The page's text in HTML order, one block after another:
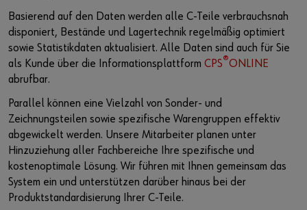
Basierend auf den Daten werden alle C-Teile verbrauchsnah
disponiert, Bestände und Lagertechnik regelmäßig optimiert
sowie Statistikdaten aktualisiert. Alle Daten sind auch für Sie
als Kunde über die Informationsplattform CPS®ONLINE
abrufbar.
Parallel können eine Vielzahl von Sonder- und
Zeichnungsteilen sowie spezifische Warengruppen effektiv
abgewickelt werden. Unsere Mitarbeiter planen unter
Hinzuziehung aller Fachbereiche Ihre spezifische und
kostenoptimale Lösung. Wir führen mit Ihnen gemeinsam das
System ein und unterstützen darüber hinaus bei der
Produktstandardisierung Ihrer C-Teile.